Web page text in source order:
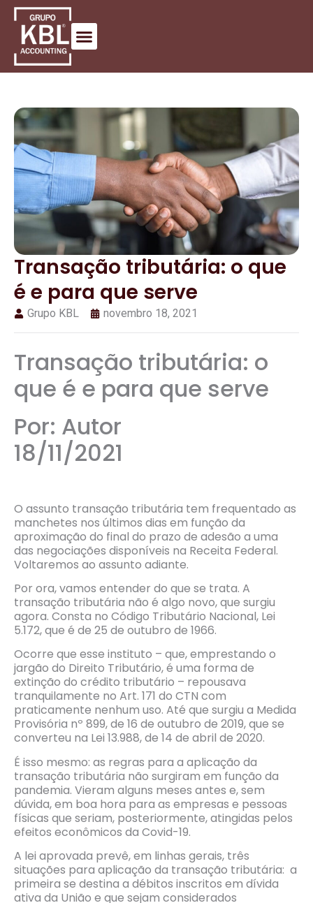
Transação tributária: o que
é e para que serve
Grupo KBL novembro 18, 2021
Transação tributária: o
que é e para que serve
Por: Autor
18/11/2021
O assunto transação tributária tem frequentado as
manchetes nos últimos dias em função da
aproximação do final do prazo de adesão a uma
das negociações disponíveis na Receita Federal.
Voltaremos ao assunto adiante.
Por ora, vamos entender do que se trata. A
transação tributária não é algo novo, que surgiu
agora. Consta no Código Tributário Nacional, Lei
5.172, que é de 25 de outubro de 1966.
Ocorre que esse instituto – que, emprestando o
jargão do Direito Tributário, é uma forma de
extinção do crédito tributário – repousava
tranquilamente no Art. 171 do CTN com
praticamente nenhum uso. Até que surgiu a Medida
Provisória nº 899, de 16 de outubro de 2019, que se
converteu na Lei 13.988, de 14 de abril de 2020.
É isso mesmo: as regras para a aplicação da
transação tributária não surgiram em função da
pandemia. Vieram alguns meses antes e, sem
dúvida, em boa hora para as empresas e pessoas
físicas que seriam, posteriormente, atingidas pelos
efeitos econômicos da Covid-19.
A lei aprovada prevê, em linhas gerais, três
situações para aplicação da transação tributária: a
primeira se destina a débitos inscritos em dívida
ativa da União e que sejam considerados